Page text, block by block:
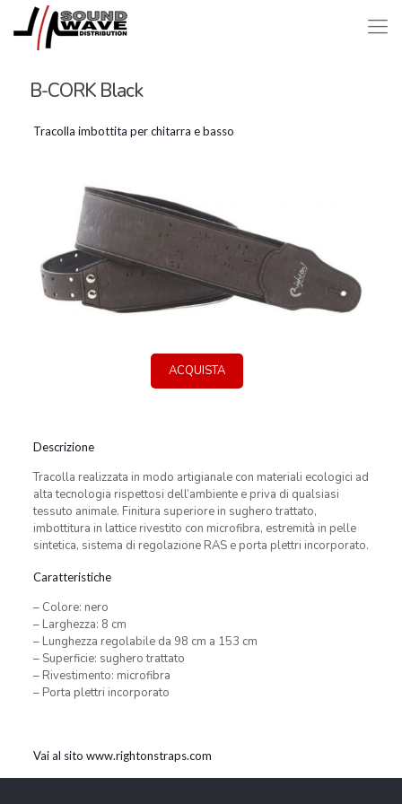
B-CORK Black
Tracolla imbottita per chitarra e basso
ACQUISTA
Descrizione
Tracolla realizzata in modo artigianale con materiali ecologici ad
alta tecnologia rispettosi dell’ambiente e priva di qualsiasi
tessuto animale. Finitura superiore in sughero trattato,
imbottitura in lattice rivestito con microfibra, estremità in pelle
sintetica, sistema di regolazione RAS e porta plettri incorporato.
Caratteristiche
– Colore: nero
– Larghezza: 8 cm
– Lunghezza regolabile da 98 cm a 153 cm
– Superficie: sughero trattato
– Rivestimento: microfibra
– Porta plettri incorporato
Vai al sito www.rightonstraps.com